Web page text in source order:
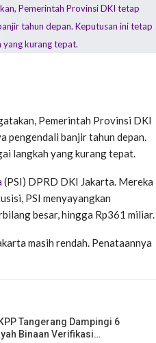
Pemerintah Provinsi DKI
pengendali banjir tahun depan.
langkah yang kurang tepat.
(PSI) DPRD DKI Jakarta. Mereka
PSI menyayangkan
besar, hingga Rp361 miliar.
masih rendah. Penataannya
Tangerang Dampingi 6
Binaan Verifikasi…